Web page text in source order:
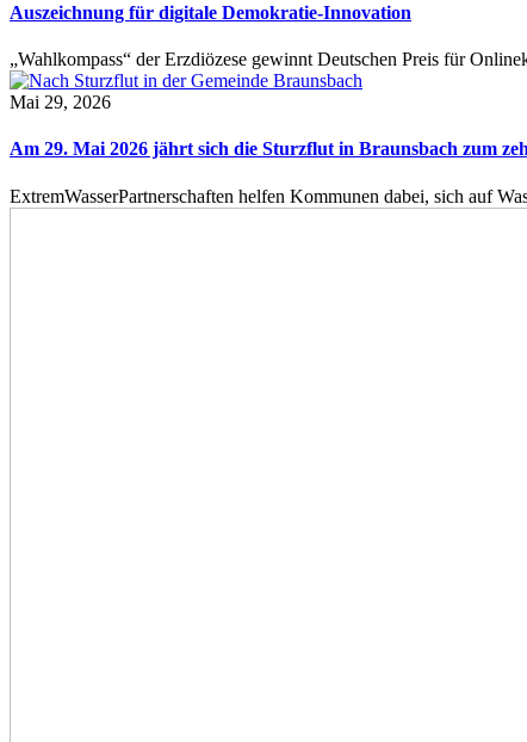
Auszeichnung für digitale Demokratie-Innovation
„Wahlkompass“ der Erzdiözese gewinnt Deutschen Preis für
Mai 29, 2026
Am 29. Mai 2026 jährt sich die Sturzflut in Braunsbach zum
ExtremWasserPartnerschaften helfen Kommunen dabei, sich auf